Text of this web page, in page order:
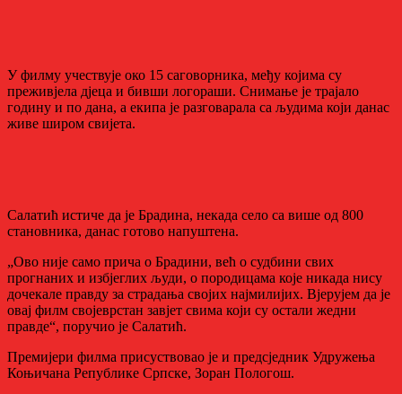
У филму учествује око 15 саговорника, међу којима су
преживјела дјеца и бивши логораши. Снимање је трајало
годину и по дана, а екипа је разговарала са људима који данас
живе широм свијета.
Салатић истиче да је Брадина, некада село са више од 800
становника, данас готово напуштена.
„Ово није само прича о Брадини, већ о судбини свих
прогнаних и избјеглих људи, о породицама које никада нису
дочекале правду за страдања својих најмилијих. Вјерујем да је
овај филм својеврстан завјет свима који су остали жедни
правде“, поручио је Салатић.
Премијери филма присуствовао је и предсједник Удружења
Коњичана Републике Српске, Зоран Пологош.